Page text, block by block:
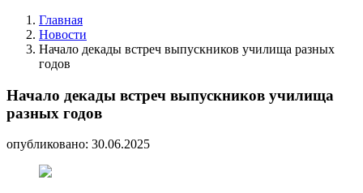
Главная
Новости
Начало декады встреч выпускников училища разных
годов
Начало декады встреч выпускников училища
разных годов
опубликовано: 30.06.2025